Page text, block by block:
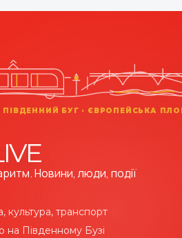
Новини, люди, події
культура, транспорт
на Південному Бузі